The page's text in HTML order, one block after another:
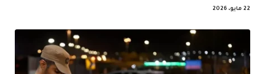
22 مايو، 2026